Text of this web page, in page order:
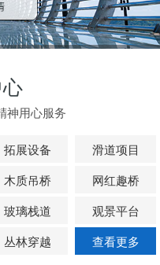
3
神用心服务
拓展设备
滑道项目
木质吊桥
网红趣桥
玻璃栈道
观景平台
丛林穿越 查看更多